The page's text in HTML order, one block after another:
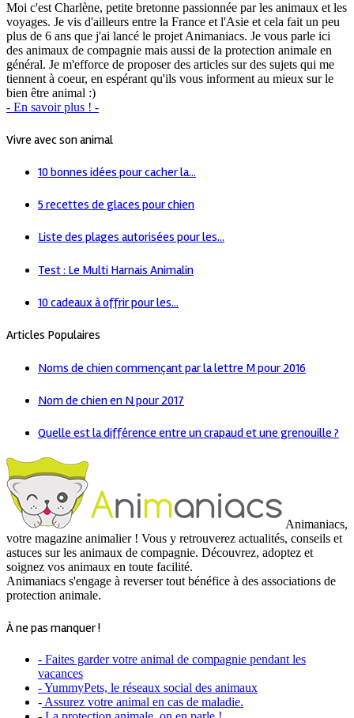
Moi c'est Charlène, petite bretonne passionnée par les animaux et les
voyages. Je vis d'ailleurs entre la France et l'Asie et cela fait un peu
plus de 6 ans que j'ai lancé le projet Animaniacs. Je vous parle ici
des animaux de compagnie mais aussi de la protection animale en
général. Je m'efforce de proposer des articles sur des sujets qui me
tiennent à coeur, en espérant qu'ils vous informent au mieux sur le
bien être animal :)
- En savoir plus ! -
Vivre avec son animal
10 bonnes idées pour cacher la...
5 recettes de glaces pour chien
Liste des plages autorisées pour les...
Test : Le Multi Harnais Animalin
10 cadeaux à offrir pour les...
Articles Populaires
Noms de chien commençant par la lettre M pour 2016
Nom de chien en N pour 2017
Quelle est la différence entre un crapaud et une grenouille ?
Animaniacs,
votre magazine animalier ! Vous y retrouverez actualités, conseils et
astuces sur les animaux de compagnie. Découvrez, adoptez et
soignez vos animaux en toute facilité.
Animaniacs s'engage à reverser tout bénéfice à des associations de
protection animale.
À ne pas manquer !
- Faites garder votre animal de compagnie pendant les
vacances
- YummyPets, le réseaux social des animaux
- Assurez votre animal en cas de maladie.